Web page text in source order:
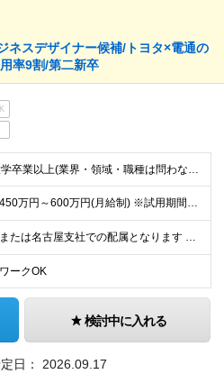
ネスデザイナー候補/トヨタ×電通の
率9割/第二新卒
■4年制大学卒業以上(業界・領域・職種は問わない) ■課題を発見する力/論理的思考力/業務遂行力(圧倒的当事者意識) ■PCスキル ・Excel：基本的な関数使用、集計 ・Word：ビジネス文書作成
想定年収450万円～600万円(月給制) ※試用期間3ヶ月(給与・待遇に差異はございません) ※雇用期間1年間(※以降、1年毎の更新)、 入社1年後に正社員採用(約9割の登用実績)の可否を判断し
東京本社または名古屋支社での配属となります 【東京本社】 東京都千代田区神田淡路町2-101 ワテラスタワー 10F 【名古屋支社】 愛知県名古屋市東区東桜1-1-10 アーバンネット 名古屋ビル
ークOK
検討中に入れる
日： 2026.09.17